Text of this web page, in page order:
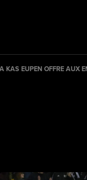
KAS EUPEN OFFRE AUX